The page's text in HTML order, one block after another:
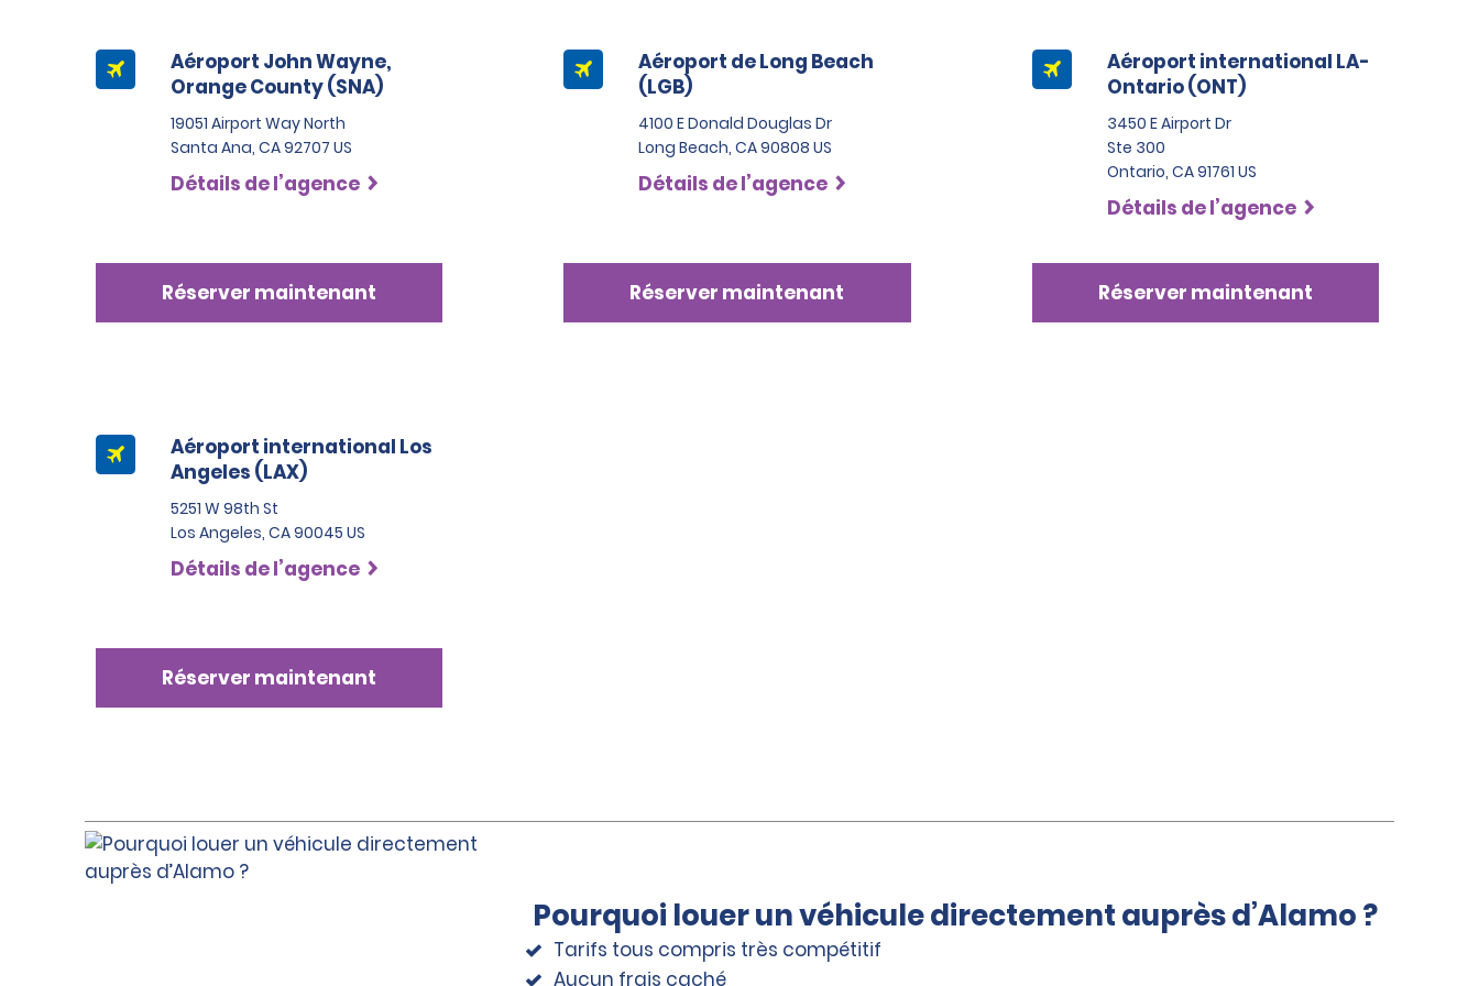
Aéroport John Wayne,
Orange County (SNA)
19051 Airport Way North
Santa Ana, CA 92707 US
Détails de l’agence
Réserver maintenant
Aéroport de Long Beach
(LGB)
4100 E Donald Douglas Dr
Long Beach, CA 90808 US
Détails de l’agence
Réserver maintenant
Aéroport international LA-
Ontario (ONT)
3450 E Airport Dr
Ste 300
Ontario, CA 91761 US
Détails de l’agence
Réserver maintenant
Aéroport international Los
Angeles (LAX)
5251 W 98th St
Los Angeles, CA 90045 US
Détails de l’agence
Réserver maintenant
Pourquoi louer un véhicule directement auprès d’Alamo ?
Tarifs tous compris très compétitif
Aucun frais caché